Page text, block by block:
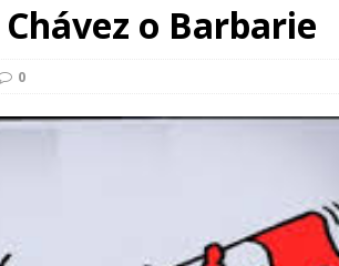
o Barbarie
0